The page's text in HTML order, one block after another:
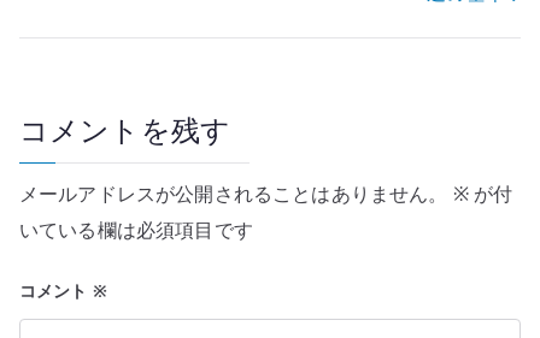
ビ
ー
シ
ョ
ン
コメントを残す
メールアドレスが公開されることはありません。 ※が付
いている欄は必須項目です
コメント ※